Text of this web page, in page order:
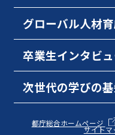
グローバル人材
卒業生インタビ
次世代の学びの
都庁総合ホームページ
サイトマ